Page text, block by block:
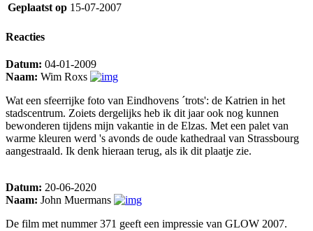
Geplaatst op 15-07-2007
Reacties
Datum: 04-01-2009
Naam: Wim Roxs
Wat een sfeerrijke foto van Eindhovens ´trots': de Katrien in het
stadscentrum. Zoiets dergelijks heb ik dit jaar ook nog kunnen
bewonderen tijdens mijn vakantie in de Elzas. Met een palet van
warme kleuren werd 's avonds de oude kathedraal van Strassbourg
aangestraald. Ik denk hieraan terug, als ik dit plaatje zie.
Datum: 20-06-2020
Naam: John Muermans
De film met nummer 371 geeft een impressie van GLOW 2007.